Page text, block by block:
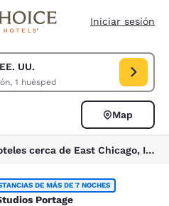
Iniciar sesión
UU.
1 habitación, 1 huésped
Indiana, EE. UU.. Fecha de
Map
2 de Estancia prolongada hoteles cerca de East Chicago, Indiana, EE. UU. coinciden con tus filtros
Portage
DE MÁS DE 7 NOCHES
Portage